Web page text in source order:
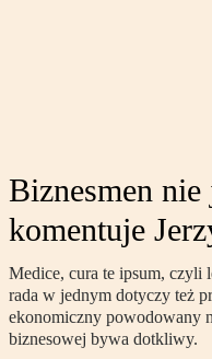
Biznesmen
komentuje
Medice, cura te ipsum, czyli
rada w jednym dotyczy też
ekonomiczny powodowany
biznesowej bywa dotkliwy.